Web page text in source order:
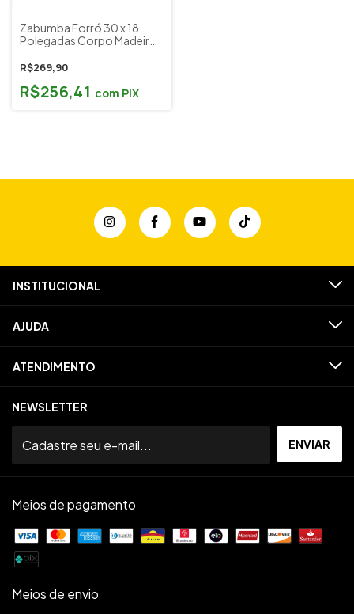
Zabumba Forró 30 x 18
Polegadas Corpo Madeira
Percussion Cod. 29262
R$269,90
R$256,41 com PIX
INSTITUCIONAL
AJUDA
ATENDIMENTO
NEWSLETTER
Meios de pagamento
Meios de envio